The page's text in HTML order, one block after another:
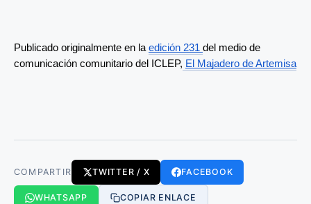
Publicado originalmente en la edición 231 del medio de
comunicación comunitario del ICLEP, El Majadero de Artemisa
COMPARTIR TWITTER / X FACEBOOK
WHATSAPP COPIAR ENLACE